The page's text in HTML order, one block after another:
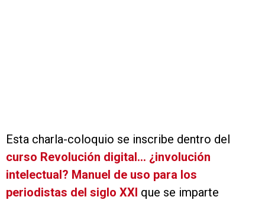
Esta charla-coloquio se inscribe dentro del
curso Revolución digital... ¿involución
intelectual? Manuel de uso para los
periodistas del siglo XXI que se imparte